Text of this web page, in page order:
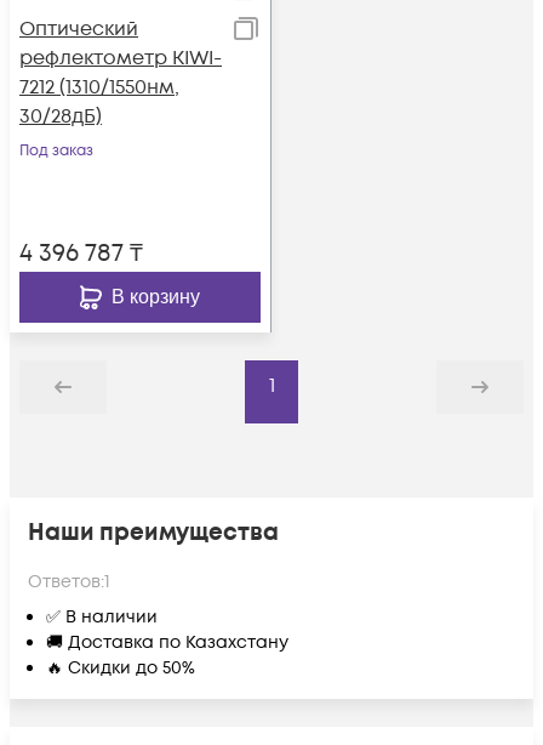
Оптический
рефлектометр KIWI-
7212 (1310/1550нм,
30/28дБ)
Под заказ
4 396 787₸
В корзину
Назад
1
Дальше
Наши преимущества
Ответов:1
✅ В наличии
🚚 Доставка по Казахстану
🔥 Скидки до 50%